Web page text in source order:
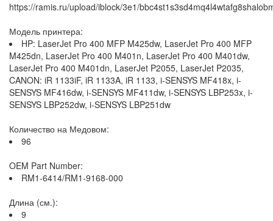
https://ramis.ru/upload/iblock/3e1/
Модель принтера:
HP: LaserJet Pro 400 MFP M425dw, LaserJet Pro 400 MFP
M425dn, LaserJet Pro 400 M401n, LaserJet Pro 400 M401dw,
LaserJet Pro 400 M401dn, LaserJet P2055, LaserJet P2035,
CANON: iR 1133iF, iR 1133A, iR 1133, i-SENSYS MF418x, i-
SENSYS MF416dw, i-SENSYS MF411dw, i-SENSYS LBP253x, i-
SENSYS LBP252dw, i-SENSYS LBP251dw
Количество на Медовом:
96
OEM Part Number:
RM1-6414/RM1-9168-000
Длина (см.):
9